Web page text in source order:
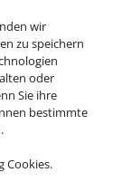
wir
zu speichern
oder
Sie ihre
bestimmte
Cookies.
des